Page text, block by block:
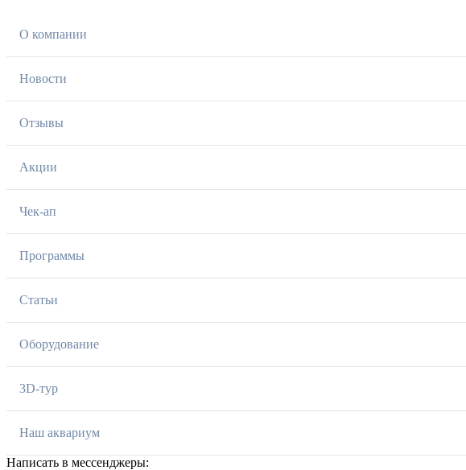
О компании
Новости
Отзывы
Акции
Чек-ап
Программы
Статьи
Оборудование
3D-тур
Наш аквариум
Написать в мессенджеры: